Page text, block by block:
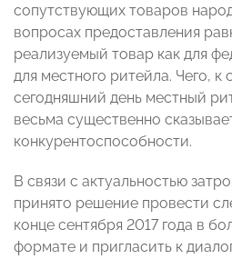
сопутствующих товаров
вопросах предоставления
реализуемый товар как для
для местного ритейла. Чего,
сегодняшний день местный
весьма существенно
конкурентоспособности.
В связи с актуальностью
принято решение провести
конце сентября 2017 года в
формате и пригласить к